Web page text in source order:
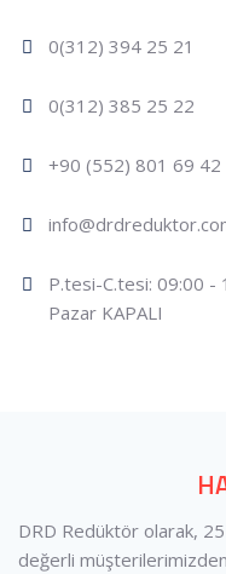
0(312) 394 25 21
0(312) 385 25 22
+90 (552) 801 69 42
P.tesi-C.tesi: 09:00 -
Pazar KAPALI
DRD Redüktör olarak,
değerli müşterilerimizden